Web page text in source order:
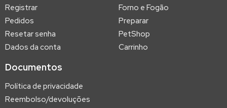
Registrar
Pedidos
Resetar senha
Dados da conta
Forno e Fogão
Preparar
PetShop
Carrinho
Documentos
Política de privacidade
Reembolso/devoluções